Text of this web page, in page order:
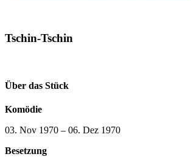
Tschin-Tschin
Über das Stück
Komödie
03. Nov 1970 – 06. Dez 1970
Besetzung